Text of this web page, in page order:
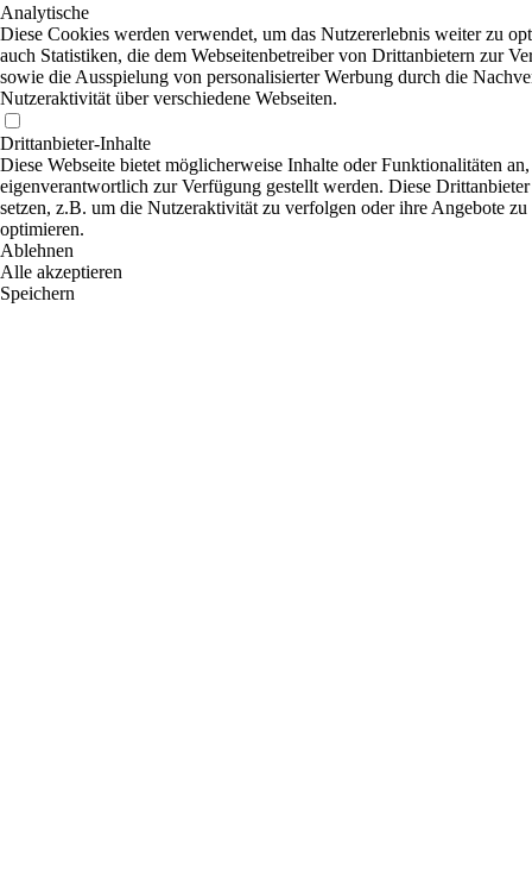
Analytische
Diese Cookies werden verwendet, um das Nutzererlebnis weiter zu
auch Statistiken, die dem Webseitenbetreiber von Drittanbietern zur
sowie die Ausspielung von personalisierter Werbung durch die
Nutzeraktivität über verschiedene Webseiten.
Drittanbieter-Inhalte
Diese Webseite bietet möglicherweise Inhalte oder Funktionalitäten
eigenverantwortlich zur Verfügung gestellt werden. Diese
setzen, z.B. um die Nutzeraktivität zu verfolgen oder ihre Angebote zu
optimieren.
Ablehnen
Alle akzeptieren
Speichern